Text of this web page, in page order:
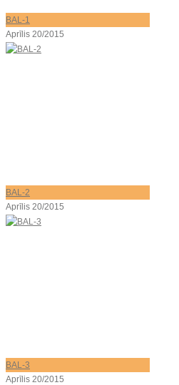
BAL-1
Aprīlis 20/2015
BAL-2
Aprīlis 20/2015
BAL-3
Aprīlis 20/2015